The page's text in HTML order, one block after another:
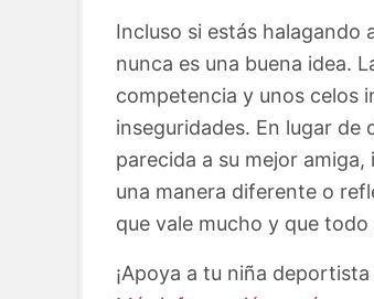
Incluso si estás halagando
nunca es una buena idea.
competencia y unos celos
inseguridades. En lugar de
parecida a su mejor
una manera diferente o
que vale mucho y que
¡Apoya a tu niña